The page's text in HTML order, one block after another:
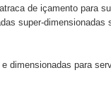
de içamento para
super-
dimensionadas para